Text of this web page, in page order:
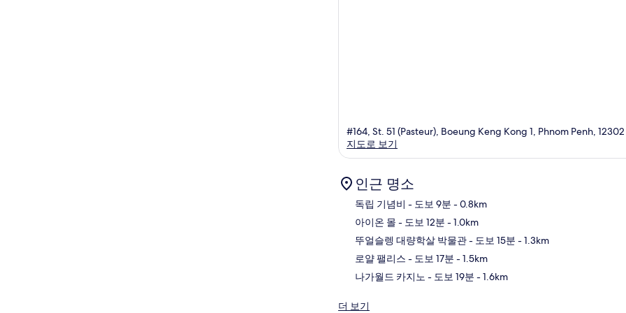
#164, St. 51 (Pasteur), Boeung Keng Kong 1, Phnom Penh, 12302
지도로 보기
인근 명소
독립 기념비 - 도보 9분 - 0.8km
아이온 몰 - 도보 12분 - 1.0km
뚜얼슬렝 대량학살 박물관- 도보 15분 - 1.3km
로얄 팰리스 - 도보 17분 - 1.5km
나가월드 카지노 - 도보 19분 - 1.6km
더 보기